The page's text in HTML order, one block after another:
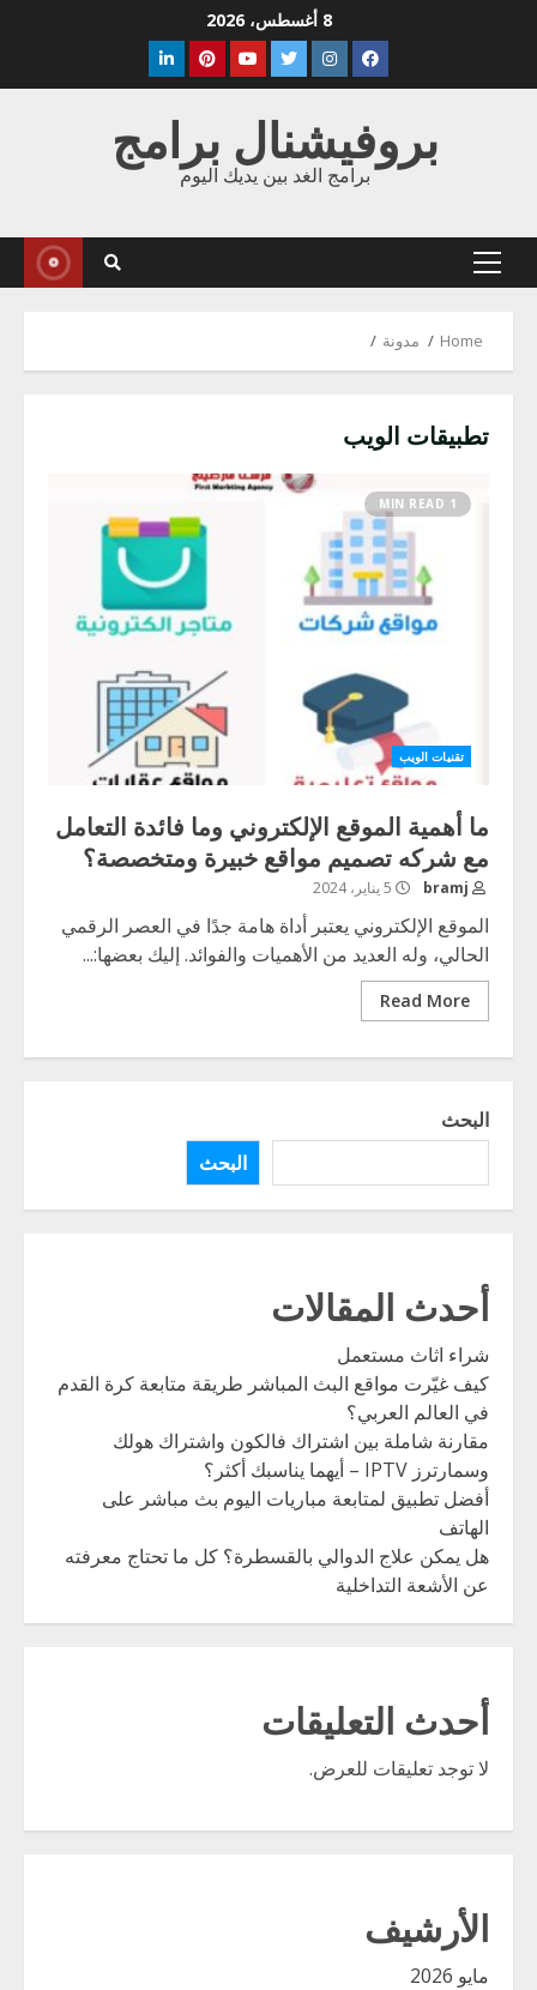
8 أغسطس، 2026
Facebook
Instagram
Twitter
Youtube
Pinterest
Linkedin
بروفيشنال برامج
برامج الغد بين يديك اليوم
Primary
Home مدونة
تطبيقات الويب
1 MIN READ
تقنيات الويب
ما أهمية الموقع الإلكتروني وما فائدة التعامل
مع شركه تصميم مواقع خبيرة ومتخصصة؟
الموقع الإلكتروني يعتبر أداة هامة جدًا في العصر الرقمي
الحالي، وله العديد من الأهميات والفوائد. إليك بعضها:...
Read More
البحث
البحث
أحدث المقالات
شراء اثاث مستعمل
كيف غيّرت مواقع البث المباشر طريقة متابعة كرة القدم
في العالم العربي؟
مقارنة شاملة بين اشتراك فالكون واشتراك هولك
وسمارترز IPTV – أيهما يناسبك أكثر؟
أفضل تطبيق لمتابعة مباريات اليوم بث مباشر على
الهاتف
هل يمكن علاج الدوالي بالقسطرة؟ كل ما تحتاج معرفته
عن الأشعة التداخلية
أحدث التعليقات
لا توجد تعليقات للعرض.
الأرشيف
مايو 2026